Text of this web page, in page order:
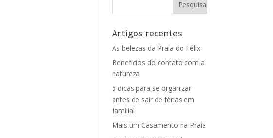
Artigos recentes
As belezas da Praia do Félix
Benefícios do contato com a
natureza
5 dicas para se organizar
antes de sair de férias em
família!
Mais um Casamento na Praia